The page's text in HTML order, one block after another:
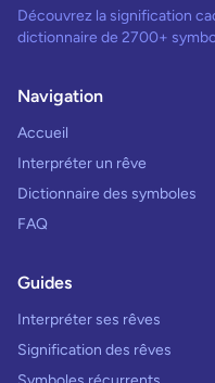
Découvrez la signification
dictionnaire de 2700+
Navigation
Accueil
Interpréter un rêve
Dictionnaire des symboles
FAQ
Guides
Interpréter ses rêves
Signification des rêves